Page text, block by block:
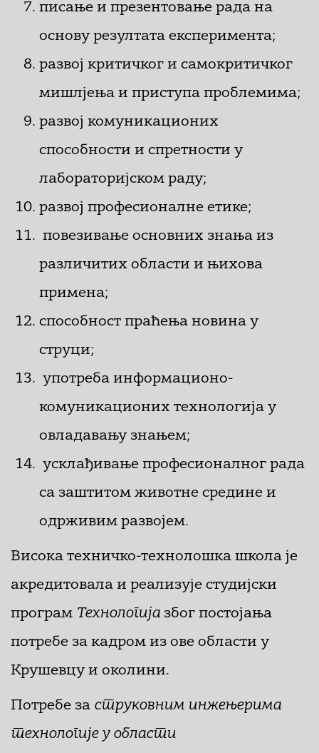
писање и презентовање рада на
основу резултата експеримента;
развој критичког и самокритичког
мишлјења и приступа проблемима;
развој комуникационих
способности и спретности у
лабораторијском раду;
развој професионалне етике;
повезивање основних знања из
различитих области и њихова
примена;
способност праћења новина у
струци;
употреба информационо-
комуникационих технологија у
овладавању знањем;
усклађивање професионалног рада
са заштитом животне средине и
одрживим развојем.
Висока техничко-технолошка школа је
акредитовала и реализује студијски
програм Технологија због постојања
потребе за кадром из ове области у
Крушевцу и околини.
Потребе за струковним инжењерима
технологије у области